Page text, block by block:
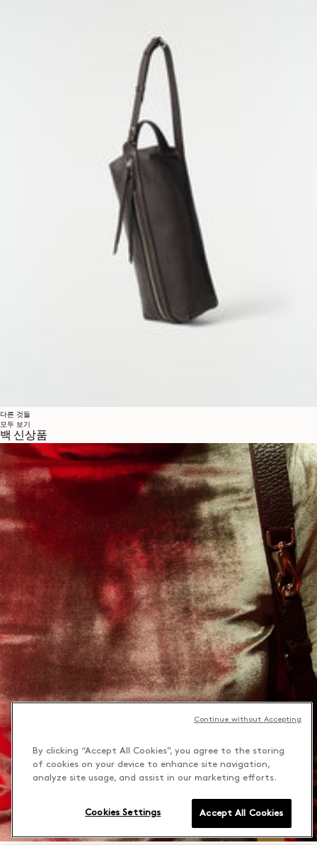
다른 것들
모두 보기
백 신상품
By clicking “Accept All Cookies”, you agree to the storing
of cookies on your device to enhance site navigation,
analyze site usage, and assist in our marketing efforts.
Accept All Cookies
Cookies Settings
Continue without Accepting